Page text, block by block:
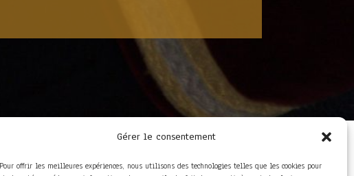
Gérer le consentement
Pour offrir les meilleures expériences, nous utilisons des technologies telles que les cookies pour
Foire aux questions